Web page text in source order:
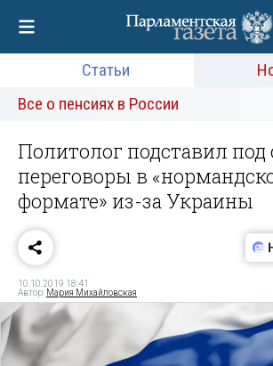
Статьи
Все о пенсиях в России
Политолог подставил
переговоры в
формате» из-за Украины
10.10.2019 18:41
Автор: Мария Михайловская